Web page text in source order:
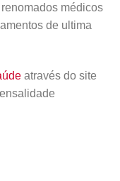
médicos
de ultima
através do site